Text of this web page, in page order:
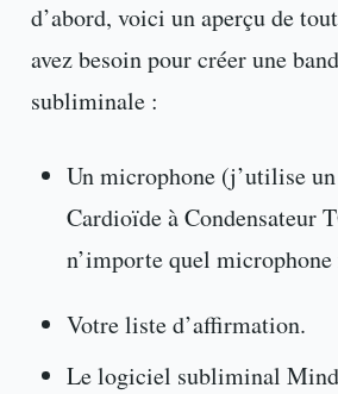
d’abord, voici un aperçu de
avez besoin pour créer une
subliminale :
Un microphone (j’utilise
Cardioïde à Condensateur
n’importe quel
Votre liste d’affirmation.
Le logiciel subliminal